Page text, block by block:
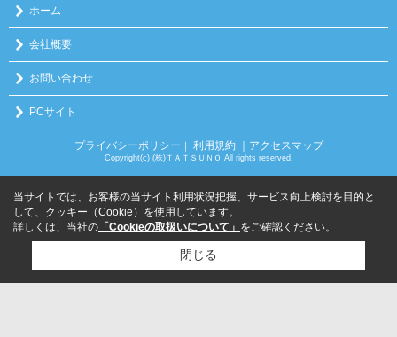
ホーム
会社概要
お問い合わせ
PCサイト
プライバシーポリシー ｜ 利用規約 ｜アクセスマップ
Copyright(c) (株)ＴＡＴＳＵＮＯ All rights reserved.
当サイトでは、お客様の当サイト利用状況把握、サービス向上検討を目的と
して、クッキー（Cookie）を使用しています。
詳しくは、当社の 「Cookieの取扱いについて」 をご確認ください。
閉じる